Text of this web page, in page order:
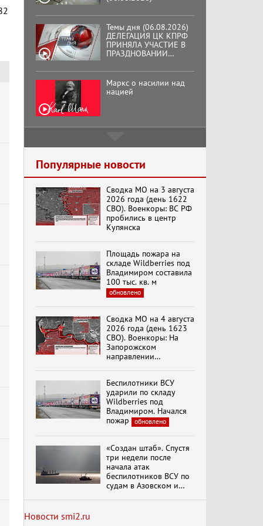
Темы дня (06.08.2026)
ДЕЛЕГАЦИЯ ЦК КПРФ
ПРИНЯЛА УЧАСТИЕ В
ПРАЗДНОВАНИИ
ТРЕТЬЕЙ ГОДОВЩИНЫ
ОСВОБОЖДЕНИЯ ОРЛА
ОТ НЕМЕЦКО-
ФАШИСТСКИХ
Маркс о насилии над
нацией
кооператор
Хук слева:
«Додоговаривались...»
(11.06.2026)
Бренды Советской
эпохи "Гжель"
«Изменимся или
вымрем»
К ГРАЖДАНАМ
Г.А. Зюганова,
Председателя ЦК
КПРФ Руководителя
фракции КПРФ в
Государственной Думе
РФ (28.07.2026)
Документальный
фильм "Империализм и
Бить смелее!
В.Баранец, В.Дандыкин,
А.Матвийчук, К.Сивков
Популярные новости
Сводка МО на 3 августа
2026 года (день 1622
СВО). Военкоры: ВС РФ
пробились в центр
Купянска
Площадь пожара на
складе Wildberries под
Владимиром составила
100 тыс. кв. м
обновлено
Сводка МО на 4 августа
2026 года (день 1623
СВО). Военкоры: На
Запорожском
направлении
Степногорска
Беспилотники ВСУ
ударили по складу
Wildberries под
Владимиром. Начался
пожар
обновлено
«Создан штаб». Спустя
три недели после
начала атак
беспилотников ВСУ по
судам в Азовском и
Новости smi2.ru